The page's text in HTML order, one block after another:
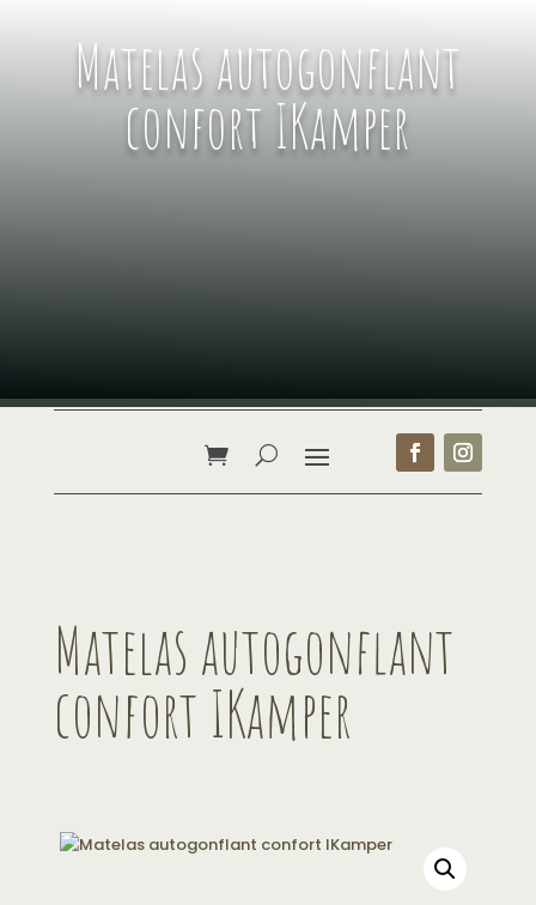
Matelas autogonflant
confort IKamper
Matelas autogonflant
confort IKamper